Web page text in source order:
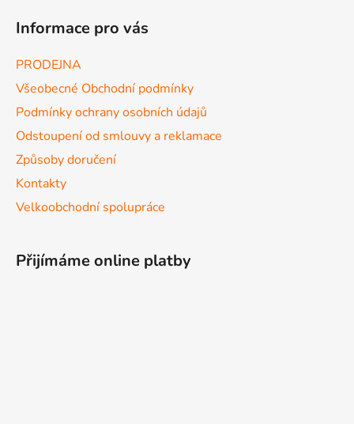
Informace pro vás
PRODEJNA
Všeobecné Obchodní podmínky
Podmínky ochrany osobních údajů
Odstoupení od smlouvy a reklamace
Způsoby doručení
Kontakty
Velkoobchodní spolupráce
Přijímáme online platby